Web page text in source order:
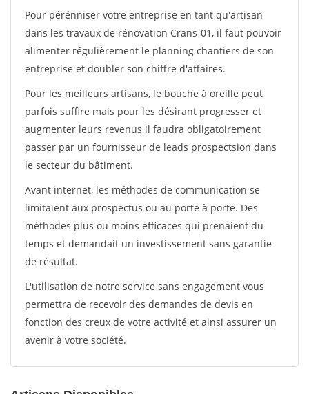
Pour pérénniser votre entreprise en tant qu'artisan
dans les travaux de rénovation Crans-01, il faut pouvoir
alimenter régulièrement le planning chantiers de son
entreprise et doubler son chiffre d'affaires.
Pour les meilleurs artisans, le bouche à oreille peut
parfois suffire mais pour les désirant progresser et
augmenter leurs revenus il faudra obligatoirement
passer par un fournisseur de leads prospectsion dans
le secteur du bâtiment.
Avant internet, les méthodes de communication se
limitaient aux prospectus ou au porte à porte. Des
méthodes plus ou moins efficaces qui prenaient du
temps et demandait un investissement sans garantie
de résultat.
L'utilisation de notre service sans engagement vous
permettra de recevoir des demandes de devis en
fonction des creux de votre activité et ainsi assurer un
avenir à votre société.